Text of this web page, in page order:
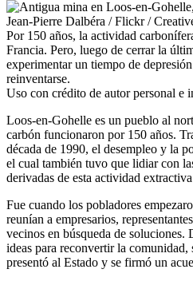
Jean-Pierre Dalbéra / Flickr /
Por 150 años, la actividad
Francia. Pero, luego de cerrar la
experimentar un tiempo de
reinventarse.
Uso con crédito de autor personal e
Loos-en-Gohelle es un pueblo al
carbón funcionaron por 150 años.
década de 1990, el desempleo y la
el cual también tuvo que lidiar con
derivadas de esta actividad
Fue cuando los pobladores
reunían a empresarios,
vecinos en búsqueda de soluciones.
ideas para reconvertir la comunidad,
presentó al Estado y se firmó un